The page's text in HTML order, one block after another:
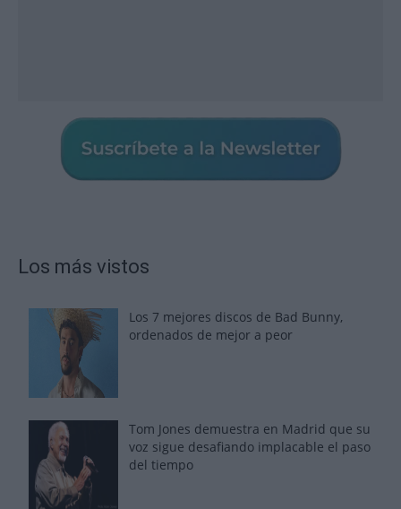
Los más vistos
Los 7 mejores discos de Bad Bunny,
ordenados de mejor a peor
Tom Jones demuestra en Madrid que su
voz sigue desafiando implacable el paso
del tiempo